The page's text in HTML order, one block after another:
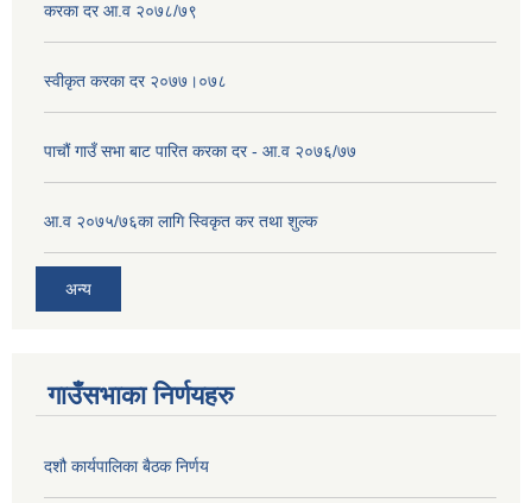
करका दर आ.व २०७८/७९
स्वीकृत करका दर २०७७।०७८
पाचौं गाउँ सभा बाट पारित करका दर - आ.व २०७६/७७
आ.व २०७५/७६का लागि स्विकृत कर तथा शुल्क
अन्य
गाउँसभाका निर्णयहरु
दशौ कार्यपालिका बैठक निर्णय